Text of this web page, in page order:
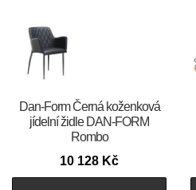
​​​​​Dan-Form Černá koženková
jídelní židle DAN-FORM
Rombo
10 128 Kč